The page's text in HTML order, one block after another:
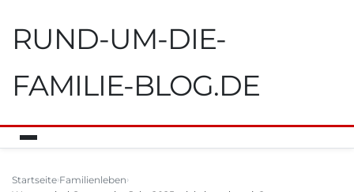
RUND-UM-DIE-
FAMILIE-BLOG.DE
Startseite Familienleben